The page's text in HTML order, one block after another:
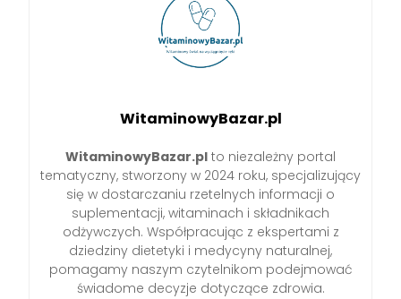
WitaminowyBazar.pl
WitaminowyBazar.pl to niezależny portal
tematyczny, stworzony w 2024 roku, specjalizujący
się w dostarczaniu rzetelnych informacji o
suplementacji, witaminach i składnikach
odżywczych. Współpracując z ekspertami z
dziedziny dietetyki i medycyny naturalnej,
pomagamy naszym czytelnikom podejmować
świadome decyzje dotyczące zdrowia.